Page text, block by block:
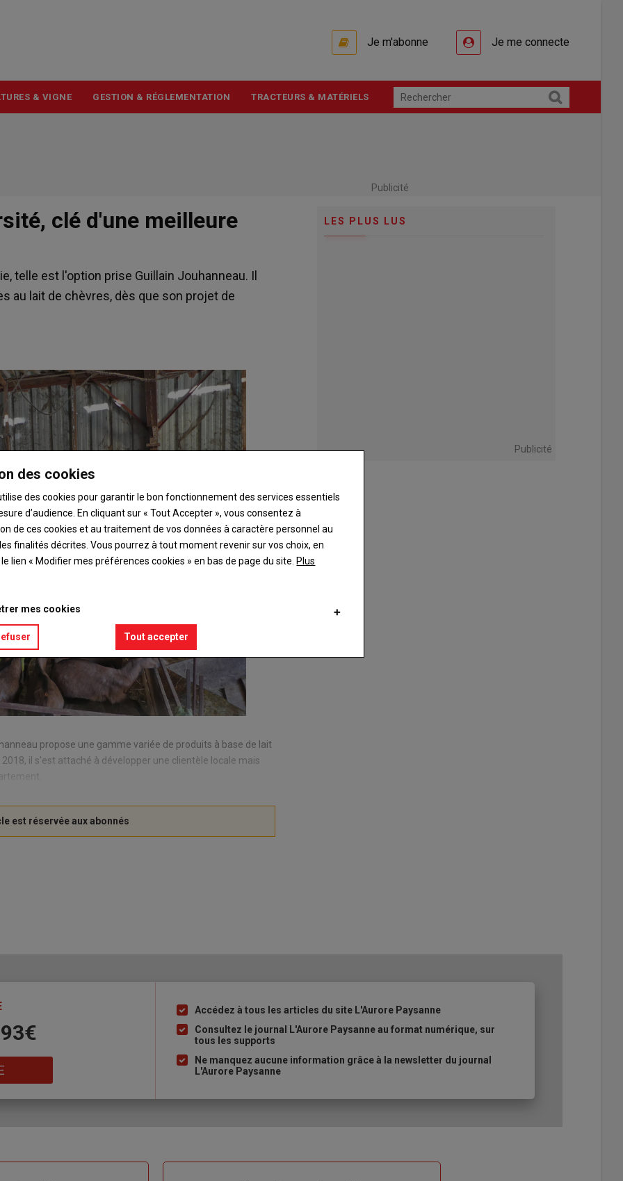
Je m'abonne Je me connecte
& VIGNE GESTION & RÉGLEMENTATION TRACTEURS & MATÉRIELS
Publicité
clé d'une meilleure
telle est l'option prise Guillain Jouhanneau. Il
au lait de chèvres, dès que son projet de
propose une gamme variée de produits à base de lait
il s'est attaché à développer une clientèle locale mais
LES PLUS LUS
Publicité
Liste
à
puce
Accédez à tous les articles du site L'Aurore Paysanne
Consultez le journal L'Aurore Paysanne au format numérique, sur
tous les supports
Ne manquez aucune information grâce à la newsletter du journal
L'Aurore Paysanne
des cookies
des cookies pour garantir le bon fonctionnement des services essentiels
d’audience. En cliquant sur « Tout Accepter », vous consentez à
de ces cookies et au traitement de vos données à caractère personnel au
finalités décrites. Vous pourrez à tout moment revenir sur vos choix, en
lien « Modifier mes préférences cookies » en bas de page du site. Plus
mes cookies
Tout accepter